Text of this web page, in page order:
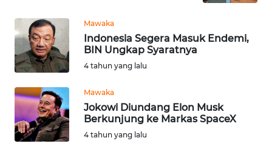
Mawaka
Indonesia Segera Masuk Endemi,
BIN Ungkap Syaratnya
4 tahun yang lalu
Mawaka
Jokowi Diundang Elon Musk
Berkunjung ke Markas SpaceX
4 tahun yang lalu
WISATA
MAWAKA
MARTABAT
NET
FORJASIDA